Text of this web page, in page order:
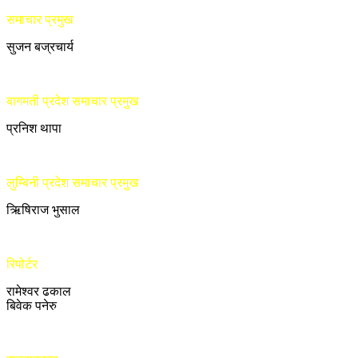
समाचार प्रमुख
सुजन बज्रचार्य
बागमती प्रदेश समाचार प्रमुख
प्रनिश थापा
लुम्बिनी प्रदेश समाचार प्रमुख
ऋिषिराज भुसाल
रिपोर्टर
रामेश्वर ढकाल
बिवेक पनेरु